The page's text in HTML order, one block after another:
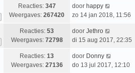
c
h
e
c
h
e
b
e
c
h
t
s
e
b
e
Reacties: 347
Weergaves: 267420
L
a
t
s
e
b
door happy
zo 14 jan 2018, 11:56
Reacties: 53
Weergaves: 72798
L
a
t
s
door Jethro
di 15 aug 2017, 22:35
Reacties: 13
Weergaves: 27136
L
a
door Donny
do 13 jul 2017, 12:10